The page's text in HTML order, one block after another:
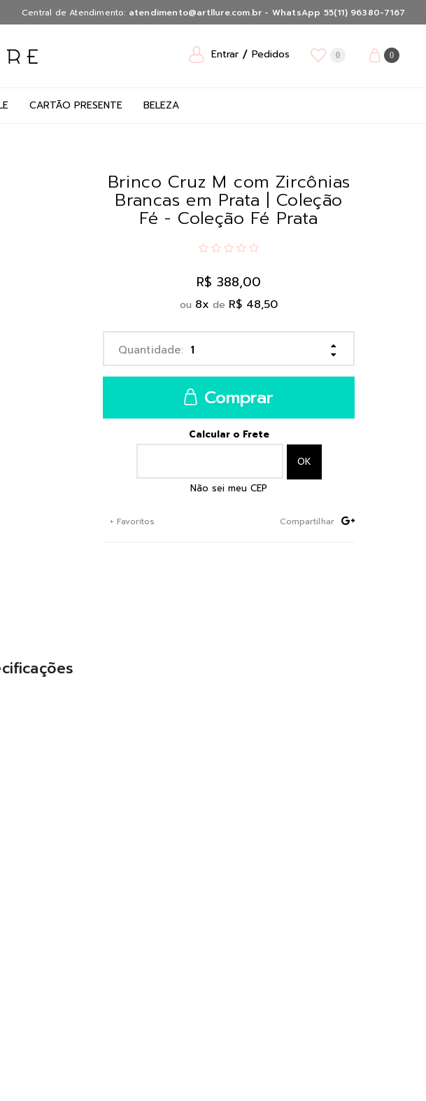
Central de Atendimento: atendimento@artllure.com.br - WhatsApp 55(11) 96380-7167
Entrar Pedidos 0 0
CARTÃO PRESENTE BELEZA
Brinco Cruz M com Zircônias
Brancas em Prata | Coleção
Fé - Coleção Fé Prata
R$ 388,00
ou 8x de R$ 48,50
Comprar
Calcular o Frete
Não sei meu CEP
+ Favoritos Compartilhar